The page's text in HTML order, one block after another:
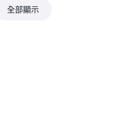
全部顯示